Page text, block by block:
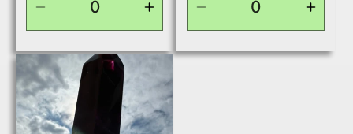
Verringere
die
Menge
für
Default
Title
Erhöhe
die
Menge
für
Default
Title
Verringere
die
Menge
die